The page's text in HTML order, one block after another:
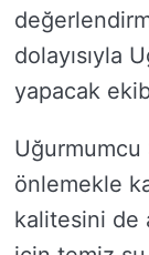
dolayısıyla
yapacak
Uğurmumcu
önlemekle
kalitesini de